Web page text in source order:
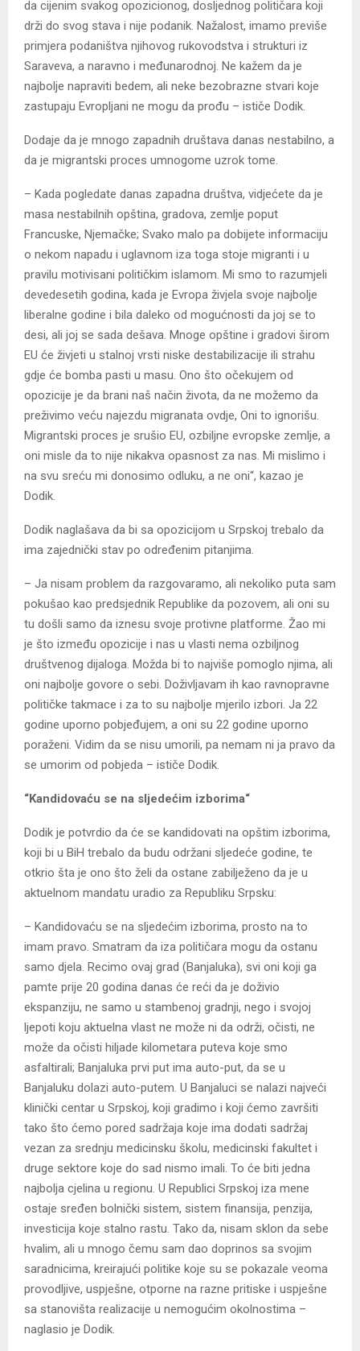
da cijenim svakog opozicionog, dosljednog političara koji
drži do svog stava i nije podanik. Nažalost, imamo previše
primjera podaništva njihovog rukovodstva i strukturi iz
Saraveva, a naravno i međunarodnoj. Ne kažem da je
najbolje napraviti bedem, ali neke bezobrazne stvari koje
zastupaju Evropljani ne mogu da prođu – ističe Dodik.
Dodaje da je mnogo zapadnih društava danas nestabilno, a
da je migrantski proces umnogome uzrok tome.
– Kada pogledate danas zapadna društva, vidjećete da je
masa nestabilnih opština, gradova, zemlje poput
Francuske, Njemačke; Svako malo pa dobijete informaciju
o nekom napadu i uglavnom iza toga stoje migranti i u
pravilu motivisani političkim islamom. Mi smo to razumjeli
devedesetih godina, kada je Evropa živjela svoje najbolje
liberalne godine i bila daleko od mogućnosti da joj se to
desi, ali joj se sada dešava. Mnoge opštine i gradovi širom
EU će živjeti u stalnoj vrsti niske destabilizacije ili strahu
gdje će bomba pasti u masu. Ono što očekujem od
opozicije je da brani naš način života, da ne možemo da
preživimo veću najezdu migranata ovdje, Oni to ignorišu.
Migrantski proces je srušio EU, ozbiljne evropske zemlje, a
oni misle da to nije nikakva opasnost za nas. Mi mislimo i
na svu sreću mi donosimo odluku, a ne oni“, kazao je
Dodik.
Dodik naglašava da bi sa opozicijom u Srpskoj trebalo da
ima zajednički stav po određenim pitanjima.
– Јa nisam problem da razgovaramo, ali nekoliko puta sam
pokušao kao predsjednik Republike da pozovem, ali oni su
tu došli samo da iznesu svoje protivne platforme. Žao mi
je što između opozicije i nas u vlasti nema ozbiljnog
društvenog dijaloga. Možda bi to najviše pomoglo njima, ali
oni najbolje govore o sebi. Doživljavam ih kao ravnopravne
političke takmace i za to su najbolje mjerilo izbori. Јa 22
godine uporno pobjeđujem, a oni su 22 godine uporno
poraženi. Vidim da se nisu umorili, pa nemam ni ja pravo da
se umorim od pobjeda – ističe Dodik.
“Kandidovaću se na sljedećim izborima“
Dodik je potvrdio da će se kandidovati na opštim izborima,
koji bi u BiH trebalo da budu održani sljedeće godine, te
otkrio šta je ono što želi da ostane zabilježeno da je u
aktuelnom mandatu uradio za Republiku Srpsku:
– Kandidovaću se na sljedećim izborima, prosto na to
imam pravo. Smatram da iza političara mogu da ostanu
samo djela. Recimo ovaj grad (Banjaluka), svi oni koji ga
pamte prije 20 godina danas će reći da je doživio
ekspanziju, ne samo u stambenoj gradnji, nego i svojoj
ljepoti koju aktuelna vlast ne može ni da održi, očisti, ne
može da očisti hiljade kilometara puteva koje smo
asfaltirali; Banjaluka prvi put ima auto-put, da se u
Banjaluku dolazi auto-putem. U Banjaluci se nalazi najveći
klinički centar u Srpskoj, koji gradimo i koji ćemo završiti
tako što ćemo pored sadržaja koje ima dodati sadržaj
vezan za srednju medicinsku školu, medicinski fakultet i
druge sektore koje do sad nismo imali. To će biti jedna
najbolja cjelina u regionu. U Republici Srpskoj iza mene
ostaje sređen bolnički sistem, sistem finansija, penzija,
investicija koje stalno rastu. Tako da, nisam sklon da sebe
hvalim, ali u mnogo čemu sam dao doprinos sa svojim
saradnicima, kreirajući politike koje su se pokazale veoma
provodljive, uspješne, otporne na razne pritiske i uspješne
sa stanovišta realizacije u nemogućim okolnostima –
naglasio je Dodik.